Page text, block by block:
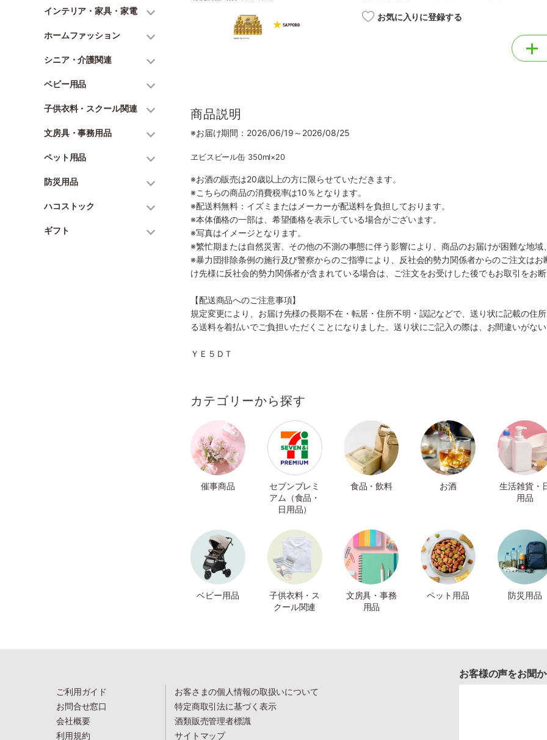
インテリア・家具・家電
ホームファッション
シニア・介護関連
ベビー用品
子供衣料・スクール関連
文房具・事務用品
ペット用品
防災用品
ハコストック
ギフト
お気に入りに登録する
商品説明
※お届け期間：2026/06/19～2026/08/25
ヱビスビール缶 350ml×20
※お酒の販売は20歳以上の方に限らせていただきます。
※こちらの商品の消費税率は10％となります。
※配送料無料：イズミまたはメーカーが配送料を負担しております。
※本体価格の一部は、希望価格を表示している場合がございます。
※写真はイメージとなります。
※繁忙期または自然災害、その他の不測の事態に伴う影響により、商品のお届けが困難な地域
※暴力団排除条例の施行及び警察からのご指導により、反社会的勢力関係者からのご注文は
け先様に反社会的勢力関係者が含まれている場合は、ご注文をお受けした後でもお取引をお
【配送商品へのご注意事項】
規定変更により、お届け先様の長期不在・転居・住所不明・誤記などで、送り状に記載の住
る送料を着払いでご負担いただくことになりました。送り状にご記入の際は、お間違いがな
ＹＥ５ＤＴ
カテゴリーから探す
催事商品
セブンプレミ
アム（食品・
日用品）
食品・飲料 お酒
生活雑貨・
用品
ベビー用品
子供衣料・ス
クール関連
文房具・事務
用品
ペット用品 防災用品
ご利用ガイド
お問合せ窓口
会社概要
利用規約
お客さまの個人情報の取扱いについて
特定商取引法に基づく表示
酒類販売管理者標識
サイトマップ
お客様の声をお聞